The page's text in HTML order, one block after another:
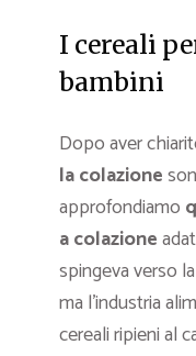
I cereali
bambini
Dopo aver
la colazione
approfondiamo
a colazione
spingeva verso
ma l’industria
cereali ripieni al